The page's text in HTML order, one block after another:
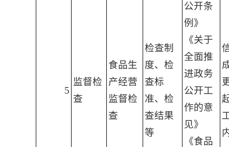
5
监督检
查
食品生
产经营
监督检
查
检查制
度、检
查标
准、检
查结果
等
公开条
例》
《关于
全面推
进政务
公开工
作的意
见》
《食品